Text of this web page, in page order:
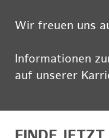
Wir freuen uns
Informationen
auf unserer